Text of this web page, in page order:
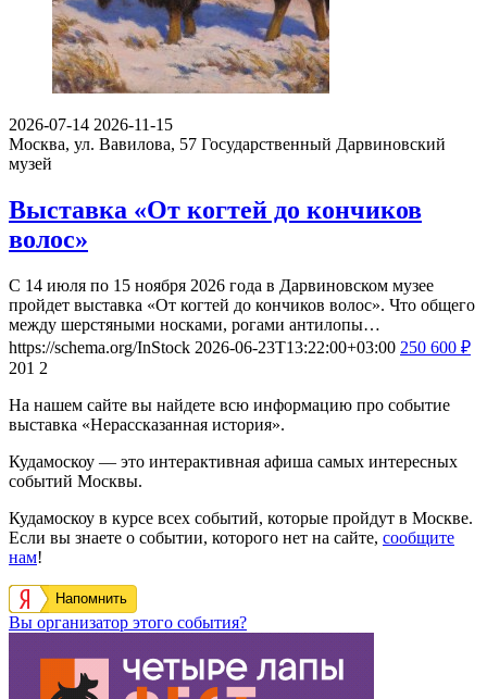
2026-07-14 2026-11-15
Москва, ул. Вавилова, 57 Государственный Дарвиновский
музей
Выставка «От когтей до кончиков
волос»
С 14 июля по 15 ноября 2026 года в Дарвиновском музее
пройдет выставка «От когтей до кончиков волос». Что общего
между шерстяными носками, рогами антилопы…
https://schema.org/InStock 2026-06-23T13:22:00+03:00 250 600 ₽
201 2
На нашем сайте вы найдете всю информацию про событие
выставка «Нерассказанная история».
Кудамоскоу — это интерактивная афиша самых интересных
событий Москвы.
Кудамоскоу в курсе всех событий, которые пройдут в Москве.
Если вы знаете о событии, которого нет на сайте, сообщите
нам!
Напомнить
Вы организатор этого события?